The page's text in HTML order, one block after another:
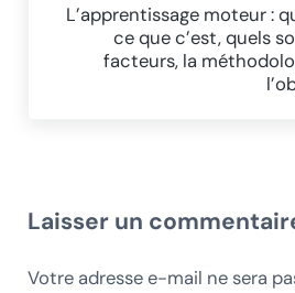
L’apprentissage moteur :
ce que c’est, quels
facteurs, la
Laisser un
Votre adresse e-mail ne sera